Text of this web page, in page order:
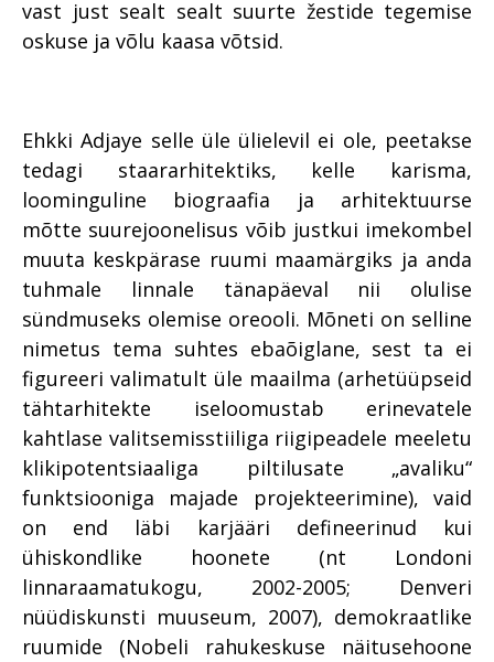
vast just sealt sealt suurte žestide tegemise
oskuse ja võlu kaasa võtsid.
Ehkki Adjaye selle üle ülielevil ei ole, peetakse
tedagi staararhitektiks, kelle karisma,
loominguline biograafia ja arhitektuurse
mõtte suurejoonelisus võib justkui imekombel
muuta keskpärase ruumi maamärgiks ja anda
tuhmale linnale tänapäeval nii olulise
sündmuseks olemise oreooli. Mõneti on selline
nimetus tema suhtes ebaõiglane, sest ta ei
figureeri valimatult üle maailma (arhetüüpseid
tähtarhitekte iseloomustab erinevatele
kahtlase valitsemisstiiliga riigipeadele meeletu
klikipotentsiaaliga piltilusate „avaliku“
funktsiooniga majade projekteerimine), vaid
on end läbi karjääri defineerinud kui
ühiskondlike hoonete (nt Londoni
linnaraamatukogu, 2002-2005; Denveri
nüüdiskunsti muuseum, 2007), demokraatlike
ruumide (Nobeli rahukeskuse näitusehoone